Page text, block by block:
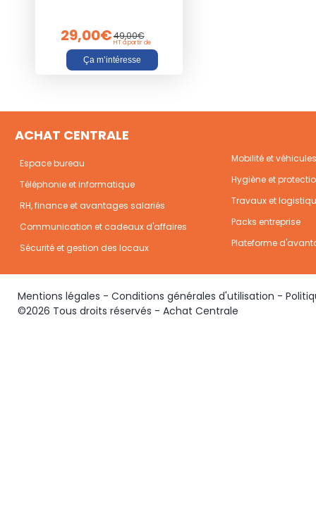
29,00€49,00€
HT à partir de
Ça m’intéresse
ACHAT CENTRALE
Espace bureau
Téléphonie et informatique
RH, finance et avantages salariés
Communication et cadeaux d'affaires
Sécurité et gestion des locaux
Mobilité et véhicules
Hygiène et
Travaux et
Packs entreprise
Plateforme
Mentions légales - Conditions générales d'utilisation -
©2026 Tous droits réservés - Achat Centrale